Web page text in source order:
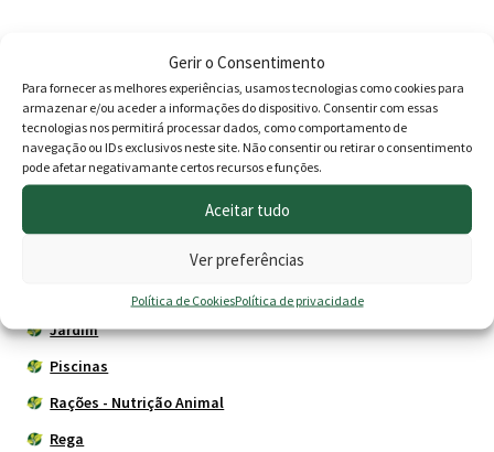
Gerir o Consentimento
Para fornecer as melhores experiências, usamos tecnologias como cookies para
armazenar e/ou aceder a informações do dispositivo. Consentir com essas
tecnologias nos permitirá processar dados, como comportamento de
navegação ou IDs exclusivos neste site. Não consentir ou retirar o consentimento
pode afetar negativamante certos recursos e funções.
Aceitar tudo
Ver preferências
Política de CookiesPolítica de privacidade
34.90 €
Agricultura
Animais
Cercas eléctricas
Jardim
Piscinas
Rações - Nutrição Animal
Rega